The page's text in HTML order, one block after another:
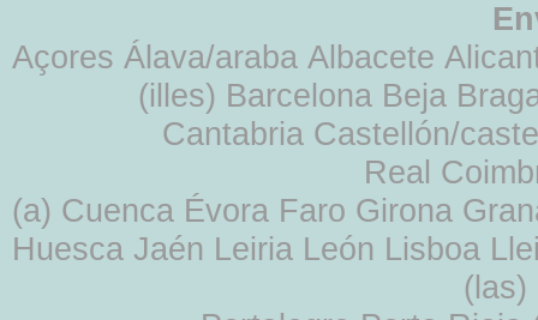
Açores Álava/araba Albacete
(illes) Barcelona Beja
Cantabria Castellón/
Real
(a) Cuenca Évora Faro Girona
Huesca Jaén Leiria León Lisboa